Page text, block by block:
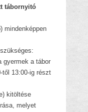
tábornyitó
mindenképpen
gyermek a tábor
től 13:00-ig részt
kitöltése
melyet